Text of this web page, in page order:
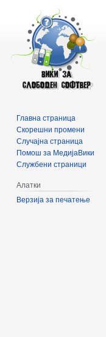
Главна страница
Скорешни промени
Случајна страница
Помош за МедијаВики
Службени страници
Алатки
Верзија за печатење